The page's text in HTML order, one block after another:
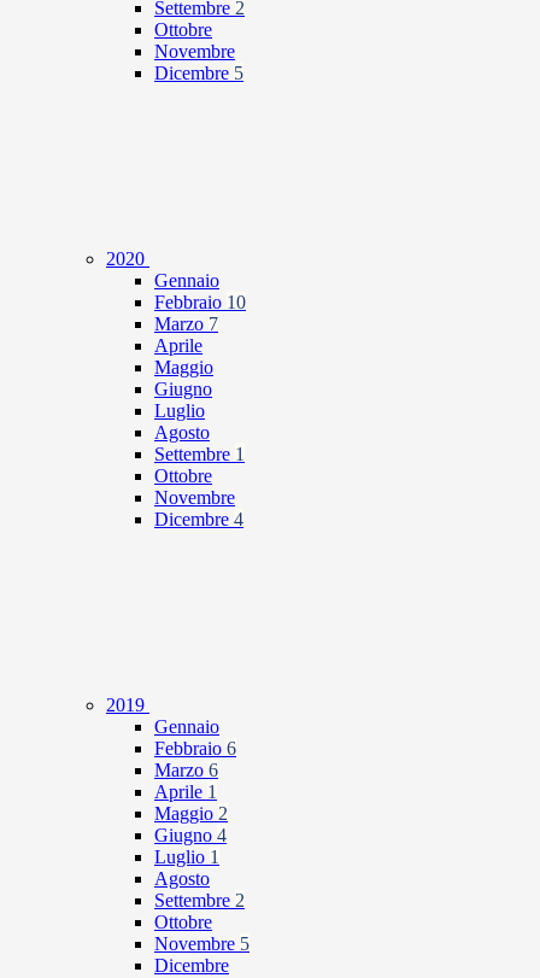
Settembre 2
Ottobre
Novembre
Dicembre 5
2020
Gennaio
Febbraio 10
Marzo 7
Aprile
Maggio
Giugno
Luglio
Agosto
Settembre 1
Ottobre
Novembre
Dicembre 4
2019
Gennaio
Febbraio 6
Marzo 6
Aprile 1
Maggio 2
Giugno 4
Luglio 1
Agosto
Settembre 2
Ottobre
Novembre 5
Dicembre